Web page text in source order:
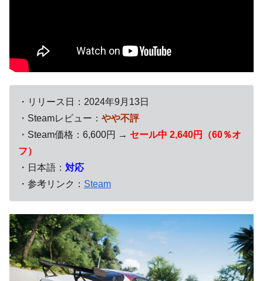
・リリース日：2024年9月13日
・Steamレビュー： やや不評
・Steam価格：6,600円 → セール中 2,640円（60％オ
フ）
・日本語： 対応
・参考リンク： Steam